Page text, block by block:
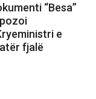
“Besa”
e
fjalë